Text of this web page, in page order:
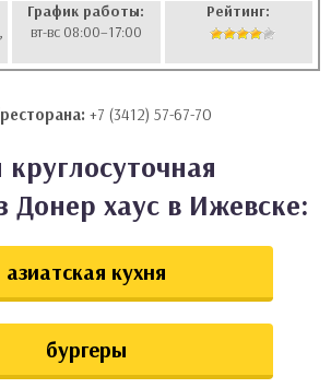
График работы:
вт-вс 08:00–17:00
Рейтинг:
+7 (3412) 57-67-70
Донер хаус в Ижевске:
азиатская кухня
бургеры